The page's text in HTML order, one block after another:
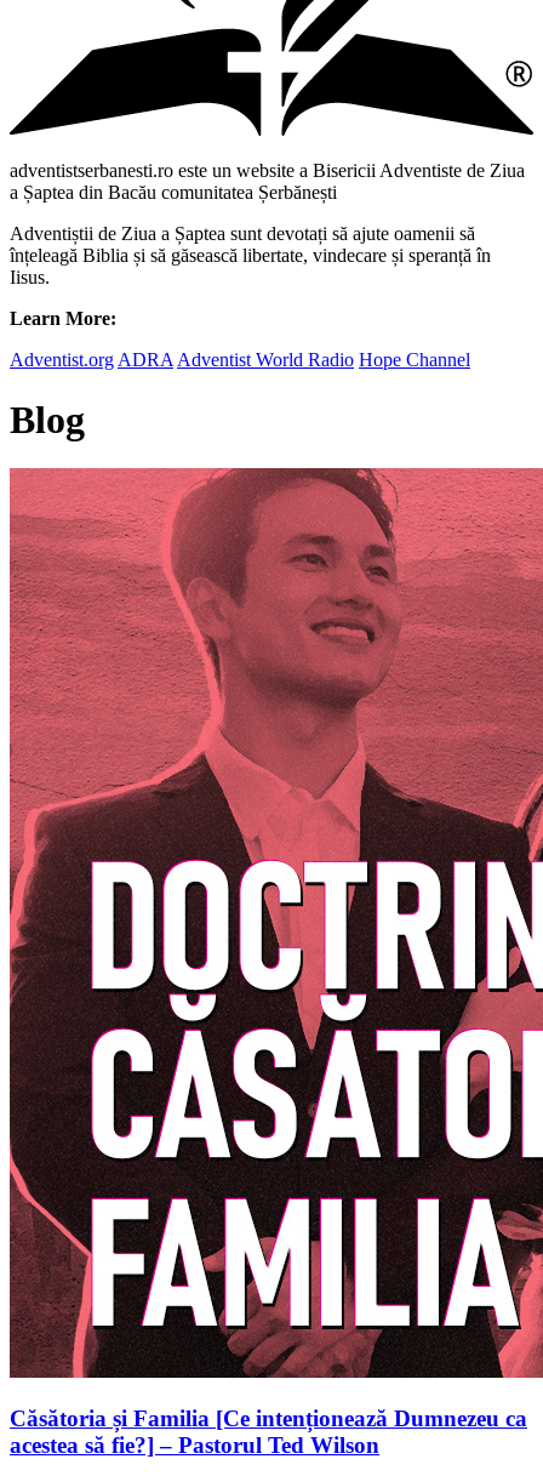
adventistserbanesti.ro este un website a Bisericii Adventiste de Ziua
a Șaptea din Bacău comunitatea Șerbănești
Adventiștii de Ziua a Șaptea sunt devotați să ajute oamenii să
înțeleagă Biblia și să găsească libertate, vindecare și speranță în
Iisus.
Learn More:
Adventist.org ADRA Adventist World Radio Hope Channel
Blog
Căsătoria și Familia [Ce intenționează Dumnezeu ca
acestea să fie?] – Pastorul Ted Wilson